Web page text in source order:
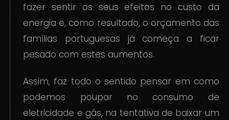
fazer sentir os seus efeitos no custo da
energia e, como resultado, o orçamento das
famílias portuguesas já começa a ficar
pesado com estes aumentos.
Assim, faz todo o sentido pensar em como
podemos poupar no consumo de
eletricidade e gás, na tentativa de baixar um